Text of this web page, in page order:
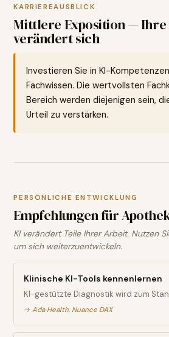
KARRIEREAUSBLICK
Mittlere Exposition — Ihre
verändert sich
Investieren Sie in KI-
Fachwissen. Die wertvollsten
Bereich werden diejenigen sein,
Urteil zu verstärken.
PERSÖNLICHE ENTWICKLUNG
Empfehlungen für
KI verändert Teile Ihrer Arbeit. Nutzen
um sich weiterzuentwickeln.
Klinische KI-Tools kennenlernen
KI-gestützte Diagnostik wird zum
→Ada Health, Nuance DAX